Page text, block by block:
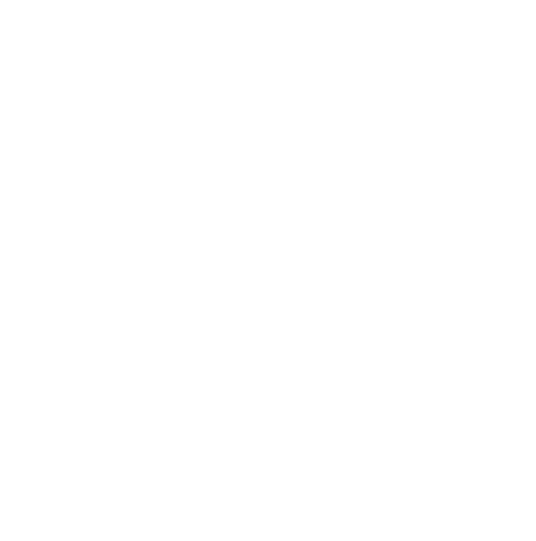
御機器販売店・
ありません。
です。
ず変更すること
、
これらの製造装